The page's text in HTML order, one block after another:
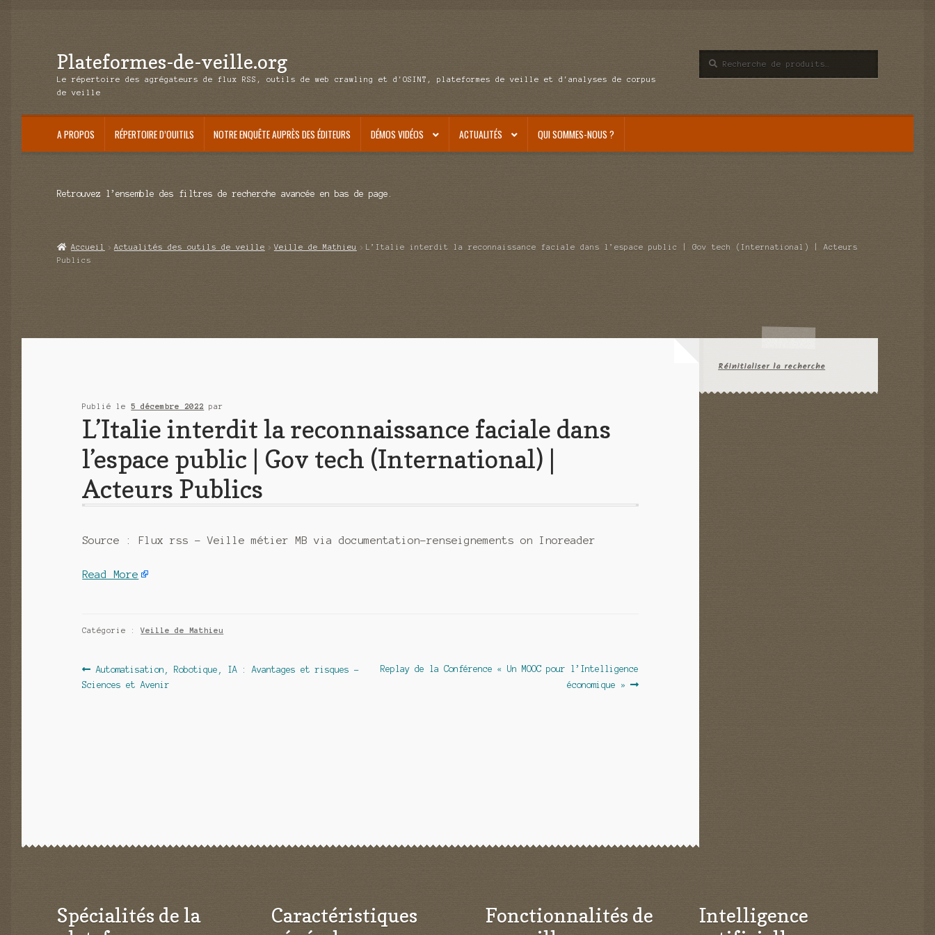
Aller
à
Aller
au
Plateformes-de-veille.org
Le répertoire des agrégateurs de flux RSS, outils de web crawling et d'OSINT, plateformes de veille et d'analyses de corpus
de veille
pour :
A PROPOS RÉPERTOIRE D’OUITILS NOTRE ENQUÊTE AUPRÈS DES ÉDITEURS DÉMOS VIDÉOS ACTUALITÉS QUI SOMMES-NOUS ?
Retrouvez l’ensemble des filtres de recherche avancée en bas de page.
Accueil Actualités des outils de veille Veille de Mathieu
L’Italie interdit la reconnaissance faciale dans l’espace public | Gov tech (International) | Acteurs
Publics
Publié le5 décembre 2022 par
L’Italie interdit la reconnaissance faciale dans
l’espace public | Gov tech (International) |
Acteurs Publics
Source : Flux rss – Veille métier MB via documentation-renseignements on Inoreader
Read More
Catégorie :Veille de Mathieu
Navigation
de
Article
précédent :
Automatisation, Robotique, IA : Avantages et risques –
Sciences et Avenir
Article
Replay de la Conférence « Un MOOC pour l’Intelligence
économique »
Réinitialiser la recherche
Spécialités de la
Caractéristiques
Fonctionnalités de
Intelligence